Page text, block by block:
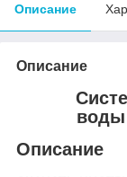
Описание
Описание
воды
Описание